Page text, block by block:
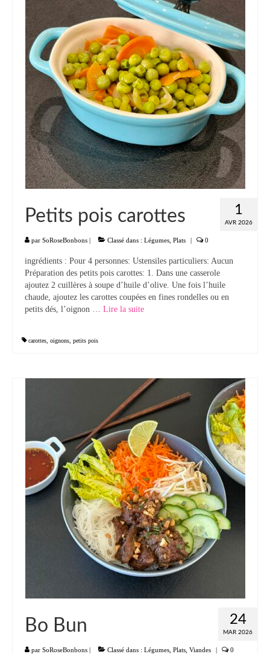
Entrées
Aumônières Feuilletés Samoussas
Blinis Cakes
Salades Verrines
Tartinades Tartines
Divers entrées
Plats
Légumes
Pâtes Riz Polenta
Poissons
Tartes Pizzas Croq’
Viandes
Desserts
Brownies Cookies Muffins
Cakes Cheesecakes Pancakes
Caramel Compotes Confitures
Clafoutis Crèmes Flans
Crumbles Gâteaux secs Sablés
Friandises Mignardises
Gâteaux Tartes
Panna cotta Tiramisu
Divers desserts
Boissons
1
AVR 2026
Petits pois carottes
par SoRoseBonbons | Classé dans : Légumes Plats | 0
ingrédients : Pour 4 personnes: Ustensiles particuliers: Aucun
Préparation des petits pois carottes: 1. Dans une casserole
ajoutez 2 cuillères à soupe d’huile d’olive. Une fois l’huile
chaude, ajoutez les carottes coupées en fines rondelles ou en
petits dés, l’oignon … Lire la suite­­
carottes oignons petits pois
24
MAR 2026
Bo Bun
par SoRoseBonbons | Classé dans : Légumes Plats Viandes | 0